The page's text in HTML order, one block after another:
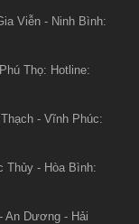
Viễn - Ninh Bình:
Thọ: Hotline:
- Vĩnh Phúc:
Thủy - Hòa Bình:
An Dương - Hải